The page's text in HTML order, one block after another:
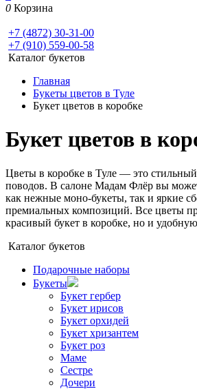
0 Корзина
+7 (4872) 30-31-00
+7 (910) 559-00-58
Каталог букетов
Главная
Букеты цветов в Туле
Букет цветов в коробке
Букет цветов в
Цветы в коробке в Туле — это
поводов. В салоне Мадам Флёр вы
как нежные моно-букеты, так и яркие
премиальных композиций. Все цветы
красивый букет в коробке, но и
Каталог букетов
Подарочные наборы
Букеты
Букет гербер
Букет ирисов
Букет орхидей
Букет хризантем
Букет роз
Маме
Сестре
Дочери